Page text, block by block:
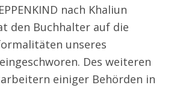
nach Khaliun
den Buchhalter auf die
unseres
Des weiteren
einiger Behörden in